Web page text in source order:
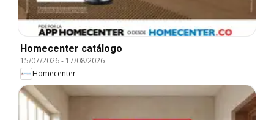
Homecenter catálogo
15/07/2026- 17/08/2026
Homecenter